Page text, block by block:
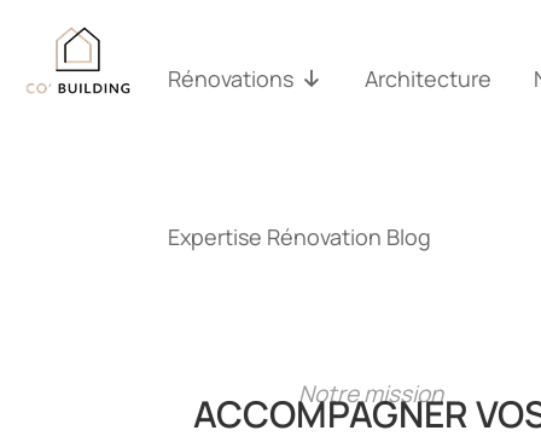
contenu
Rénovations Architecture
Expertise Rénovation Blog
Notre mission
ACCOMPAGNER